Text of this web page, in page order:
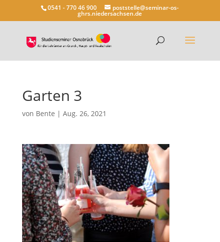
0541 - 770 46 900 poststelle@seminar-os-
ghrs.niedersachsen.de
Garten 3
von Bente | Aug. 26, 2021